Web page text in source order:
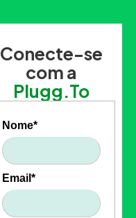
Conecte-se
com a
Plugg.To
Nome*
Email*